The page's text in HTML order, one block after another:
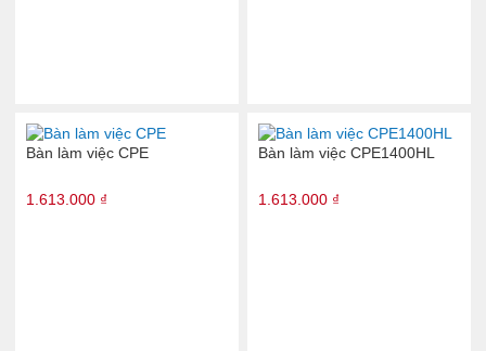
Bàn làm việc CPE
1.613.000 ₫
Bàn làm việc CPE1400HL
1.613.000 ₫